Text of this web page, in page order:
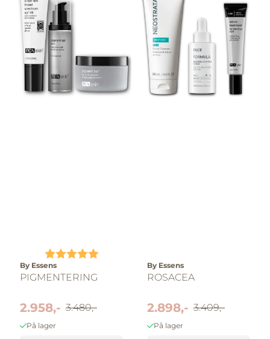
Karakter: 5.0 av 5 mulige
By Essens
PIGMENTERING
2.958,- 3.480,-
På lager
By Essens
ROSACEA
2.898,- 3.409,-
På lager